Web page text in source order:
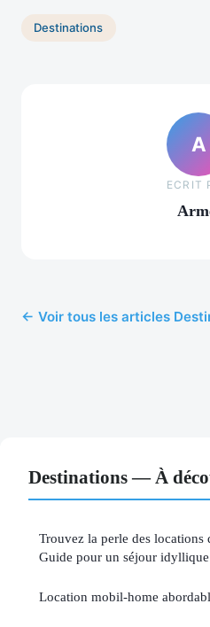
Destinations
A
ECRIT
← Voir tous les articles
Destinations — À
Trouvez la perle des locations
Guide pour un séjour idyllique
Location mobil-home